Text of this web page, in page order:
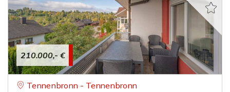
210.000,- €
Tennenbronn - Tennenbronn